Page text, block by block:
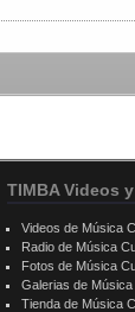
TIMBA Videos
Videos de Música
Radio de Música
Fotos de Música
Galerias de
Tienda de Música